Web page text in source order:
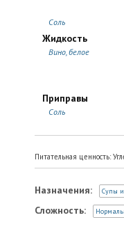
Соль
Жидкость
Вино, белое
Приправы
Соль
Питательная ценность:
Назначения: Супы
Сложность: